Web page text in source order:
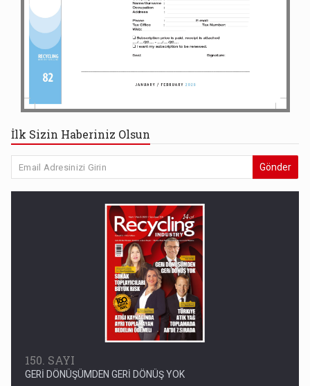
İlk Sizin Haberiniz Olsun
Gönder
150. SAYI
GERİ DÖNÜŞÜMDEN GERİ DÖNÜŞ YOK